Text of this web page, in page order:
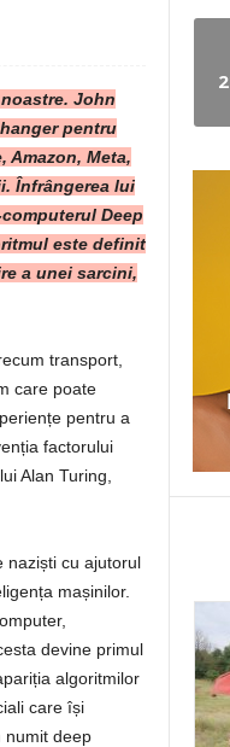
John
pentru
Meta,
Înfrângerea lui
Deep
este definit
a unei sarcini,
transport,
care poate
pentru a
factorului
Alan Turing,
naziști cu ajutorul
mașinilor.
devine primul
algoritmilor
care își
numit deep